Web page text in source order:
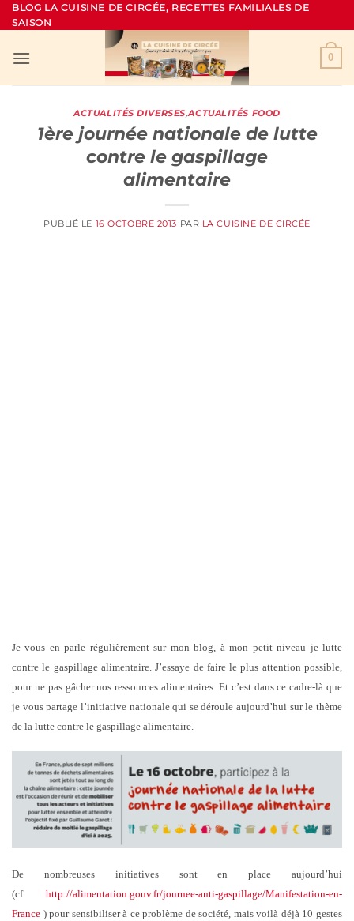
Passer
au
BLOG LA CUISINE DE CIRCÉE, RECETTES FAMILIALES DE
SAISON
0
ACTUALITÉS DIVERSES,ACTUALITÉS FOOD
1ère journée nationale de lutte
contre le gaspillage
alimentaire
PUBLIÉ LE 16 OCTOBRE 2013 PAR LA CUISINE DE CIRCÉE
Je vous en parle régulièrement sur mon blog, à mon petit niveau je lutte
contre le gaspillage alimentaire. J’essaye de faire le plus attention possible,
pour ne pas gâcher nos ressources alimentaires. Et c’est dans ce cadre-là que
je vous partage l’initiative nationale qui se déroule aujourd’hui sur le thème
de la lutte contre le gaspillage alimentaire.
De nombreuses initiatives sont en place aujourd’hui
(cf. http://alimentation.gouv.fr/journee-anti-gaspillage/Manifestation-en-
France ) pour sensibiliser à ce problème de société, mais voilà déjà 10 gestes